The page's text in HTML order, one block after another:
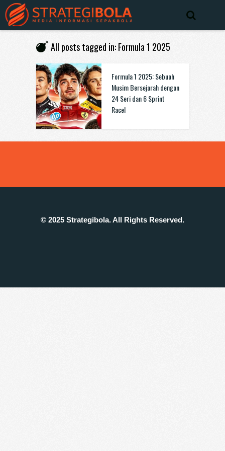
All posts tagged in: Formula 1 2025
Formula 1 2025: Sebuah
Musim Bersejarah dengan
24 Seri dan 6 Sprint
Race!
© 2025 Strategibola. All Rights Reserved.